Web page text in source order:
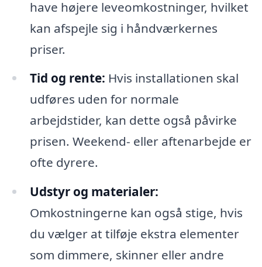
have højere leveomkostninger, hvilket
kan afspejle sig i håndværkernes
priser.
Tid og rente: Hvis installationen skal
udføres uden for normale
arbejdstider, kan dette også påvirke
prisen. Weekend- eller aftenarbejde er
ofte dyrere.
Udstyr og materialer:
Omkostningerne kan også stige, hvis
du vælger at tilføje ekstra elementer
som dimmere, skinner eller andre